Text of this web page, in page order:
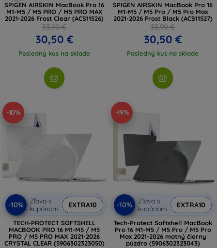
SPIGEN AIRSKIN MacBook Pro 16
M1-M5 / M5 PRO / M5 PRO MAX
2021-2026 Frost Clear (ACS11526)
33,90 €
30,50 €
Posledný kus na sklade
SPIGEN AIRSKIN MacBook Pro 16
M1-M5 / M5 Pro / M5 Pro Max
2021-2026 Frost Black (ACS11527)
33,90 €
30,50 €
Posledný kus na sklade
-10%
-10%
Zľava s
kupónom
EXTRA10
TECH-PROTECT SOFTSHELL
MACBOOK PRO 16 M1-M5 / M5
PRO / M5 PRO MAX 2021-2026
CRYSTAL CLEAR (5906302323050)
-19%
-10%
Zľava s
kupónom
EXTRA10
Tech-Protect Softshell MacBook
Pro 16 M1-M5 / M5 Pro / M5 Pro
Max 2021-2026 matný čierny
púzdro (5906302323043)